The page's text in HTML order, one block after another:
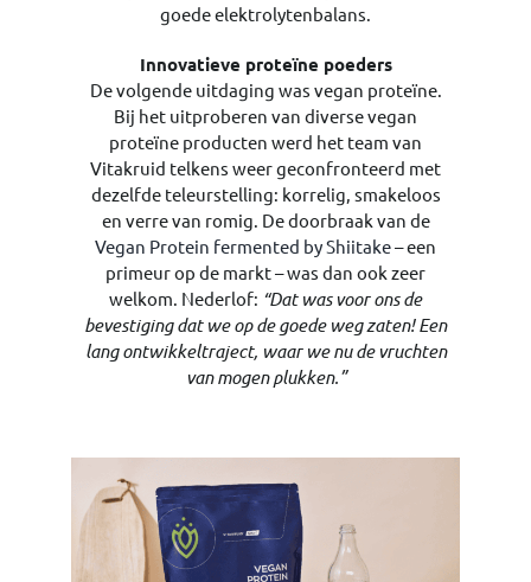
goede elektrolytenbalans.
Innovatieve proteïne poeders
De volgende uitdaging was vegan proteïne.
Bij het uitproberen van diverse vegan
proteïne producten werd het team van
Vitakruid telkens weer geconfronteerd met
dezelfde teleurstelling: korrelig, smakeloos
en verre van romig. De doorbraak van de
Vegan Protein fermented by Shiitake– een
primeur op de markt – was dan ook zeer
welkom. Nederlof: “Dat was voor ons de
bevestiging dat we op de goede weg zaten! Een
lang ontwikkeltraject, waar we nu de vruchten
van mogen plukken.”